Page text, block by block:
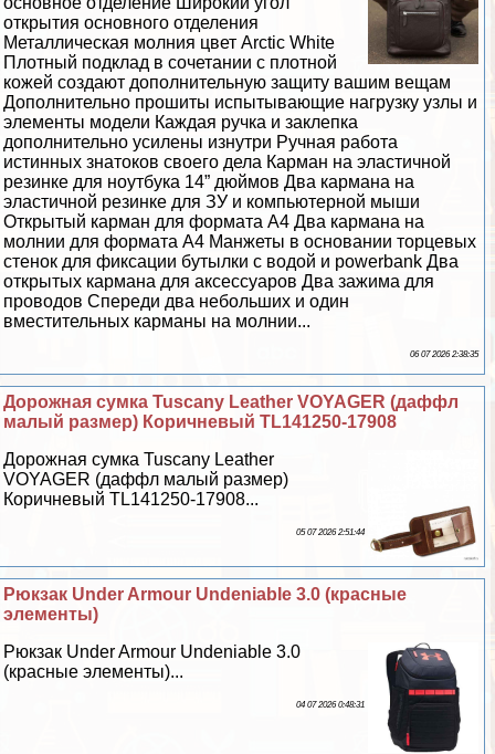
открытия основного отделения
Металлическая молния цвет Arctic White
Плотный подклад в сочетании с плотной
кожей создают дополнительную защиту вашим вещам
Дополнительно прошиты испытывающие нагрузку узлы и
элементы модели Каждая ручка и заклепка
дополнительно усилены изнутри Ручная работа
истинных знатоков своего дела Карман на эластичной
резинке для ноутбука 14” дюймов Два кармана на
эластичной резинке для ЗУ и компьютерной мыши
Открытый карман для формата А4 Два кармана на
молнии для формата А4 Манжеты в основании торцевых
стенок для фиксации бутылки с водой и powerbank Два
открытых кармана для аксессуаров Два зажима для
проводов Спереди два небольших и один
вместительных карманы на молнии...
06 07 2026 2:38:35
Дорожная сумка Tuscany Leather VOYAGER (даффл
малый размер) Коричневый TL141250-17908
Дорожная сумка Tuscany Leather
VOYAGER (даффл малый размер)
Коричневый TL141250-17908...
05 07 2026 2:51:44
Рюкзак Under Armour Undeniable 3.0 (красные
элементы)
Рюкзак Under Armour Undeniable 3.0
(красные элементы)...
04 07 2026 0:48:31